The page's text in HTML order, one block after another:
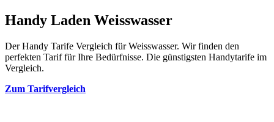
Handy Laden Weisswasser
Der Handy Tarife Vergleich für Weisswasser. Wir finden den
perfekten Tarif für Ihre Bedürfnisse. Die günstigsten Handytarife im
Vergleich.
Zum Tarifvergleich